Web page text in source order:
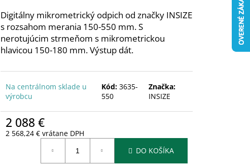
Digitálny mikrometrický odpich od značky INSIZE
s rozsahom merania 150-550 mm. S
nerotujúcim strmeňom s mikrometrickou
hlavicou 150-180 mm. Výstup dát.
Na centrálnom sklade u
výrobcu
Kód: 3635-
550
Značka:
INSIZE
2 088 €
2 568,24 € vrátane DPH
DO KOŠÍKA